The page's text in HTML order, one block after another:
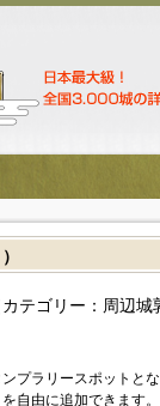
テゴリー：周辺城
プラリースポットと
自由に追加できます。